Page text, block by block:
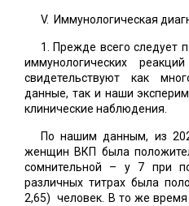
V. Иммунологическая
1. Прежде всего следует
иммунологических
свидетельствуют как
данные, так и наши
клинические наблюдения.
По нашим данным, из
женщин ВКП была
сомнительной – у 7 при
различных титрах была
2,65) человек. В то же время